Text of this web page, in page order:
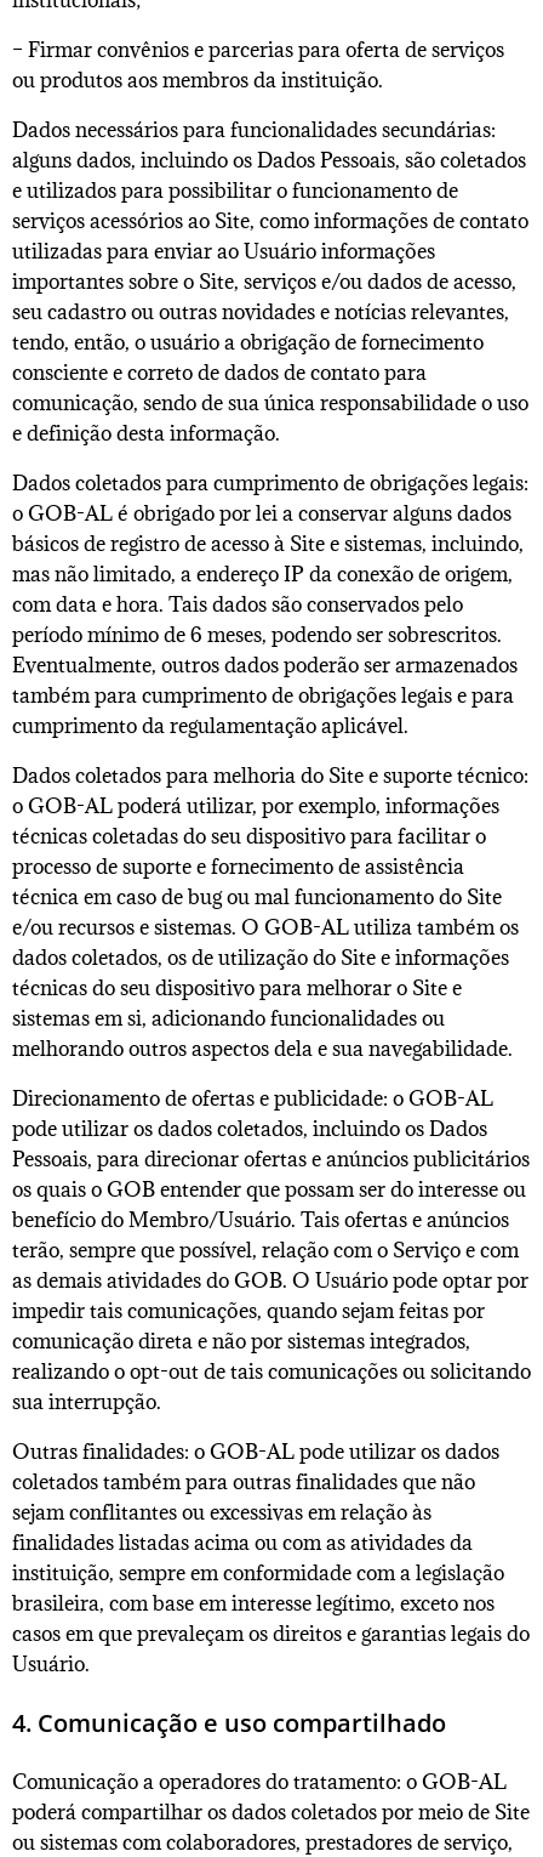
– Firmar convênios e parcerias para oferta de serviços
ou produtos aos membros da instituição.
Dados necessários para funcionalidades secundárias:
alguns dados, incluindo os Dados Pessoais, são coletados
e utilizados para possibilitar o funcionamento de
serviços acessórios ao Site, como informações de contato
utilizadas para enviar ao Usuário informações
importantes sobre o Site, serviços e/ou dados de acesso,
seu cadastro ou outras novidades e notícias relevantes,
tendo, então, o usuário a obrigação de fornecimento
consciente e correto de dados de contato para
comunicação, sendo de sua única responsabilidade o uso
e definição desta informação.
Dados coletados para cumprimento de obrigações legais:
o GOB-AL é obrigado por lei a conservar alguns dados
básicos de registro de acesso à Site e sistemas, incluindo,
mas não limitado, a endereço IP da conexão de origem,
com data e hora. Tais dados são conservados pelo
período mínimo de 6 meses, podendo ser sobrescritos.
Eventualmente, outros dados poderão ser armazenados
também para cumprimento de obrigações legais e para
cumprimento da regulamentação aplicável.
Dados coletados para melhoria do Site e suporte técnico:
o GOB-AL poderá utilizar, por exemplo, informações
técnicas coletadas do seu dispositivo para facilitar o
processo de suporte e fornecimento de assistência
técnica em caso de bug ou mal funcionamento do Site
e/ou recursos e sistemas. O GOB-AL utiliza também os
dados coletados, os de utilização do Site e informações
técnicas do seu dispositivo para melhorar o Site e
sistemas em si, adicionando funcionalidades ou
melhorando outros aspectos dela e sua navegabilidade.
Direcionamento de ofertas e publicidade: o GOB-AL
pode utilizar os dados coletados, incluindo os Dados
Pessoais, para direcionar ofertas e anúncios publicitários
os quais o GOB entender que possam ser do interesse ou
benefício do Membro/Usuário. Tais ofertas e anúncios
terão, sempre que possível, relação com o Serviço e com
as demais atividades do GOB. O Usuário pode optar por
impedir tais comunicações, quando sejam feitas por
comunicação direta e não por sistemas integrados,
realizando o opt-out de tais comunicações ou solicitando
sua interrupção.
Outras finalidades: o GOB-AL pode utilizar os dados
coletados também para outras finalidades que não
sejam conflitantes ou excessivas em relação às
finalidades listadas acima ou com as atividades da
instituição, sempre em conformidade com a legislação
brasileira, com base em interesse legítimo, exceto nos
casos em que prevaleçam os direitos e garantias legais do
Usuário.
4. Comunicação e uso compartilhado
Comunicação a operadores do tratamento: o GOB-AL
poderá compartilhar os dados coletados por meio de Site
ou sistemas com colaboradores, prestadores de serviço,